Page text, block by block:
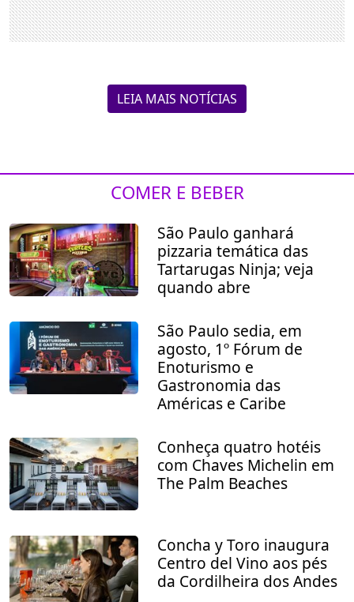
LEIA MAIS NOTÍCIAS
COMER E BEBER
São Paulo ganhará
pizzaria temática das
Tartarugas Ninja; veja
quando abre
São Paulo sedia, em
agosto, 1º Fórum de
Enoturismo e
Gastronomia das
Américas e Caribe
Conheça quatro hotéis
com Chaves Michelin em
The Palm Beaches
Concha y Toro inaugura
Centro del Vino aos pés
da Cordilheira dos Andes